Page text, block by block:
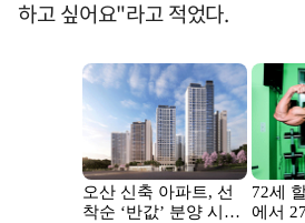
하고 싶어요"라고 적었다.